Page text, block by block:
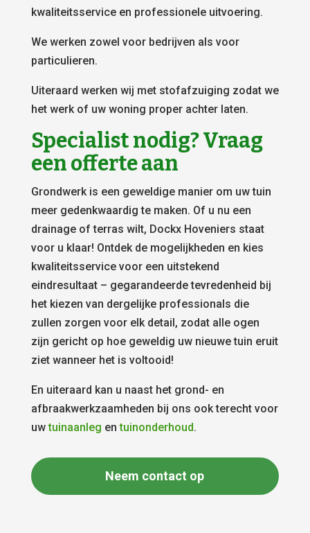
kwaliteitsservice en professionele uitvoering.
We werken zowel voor bedrijven als voor
particulieren.
Uiteraard werken wij met stofafzuiging zodat we
het werk of uw woning proper achter laten.
Specialist nodig? Vraag
een offerte aan
Grondwerk is een geweldige manier om uw tuin
meer gedenkwaardig te maken. Of u nu een
drainage of terras wilt, Dockx Hoveniers staat
voor u klaar! Ontdek de mogelijkheden en kies
kwaliteitsservice voor een uitstekend
eindresultaat – gegarandeerde tevredenheid bij
het kiezen van dergelijke professionals die
zullen zorgen voor elk detail, zodat alle ogen
zijn gericht op hoe geweldig uw nieuwe tuin eruit
ziet wanneer het is voltooid!
En uiteraard kan u naast het grond- en
afbraakwerkzaamheden bij ons ook terecht voor
uwtuinaanleg entuinonderhoud.
Neem contact op